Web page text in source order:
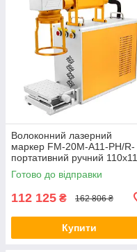
Волоконний лазерний
маркер FM-20M-A11-PH/R-
портативний ручний
20 Вт, без підтримки
поворотної осі
Готово до відправки
112 125 ₴ 162 806 ₴
Купити